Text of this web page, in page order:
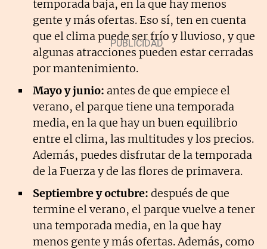
temporada baja, en la que hay menos
gente y más ofertas. Eso sí, ten en cuenta
que el clima puede ser frío y lluvioso, y que
algunas atracciones pueden estar cerradas
por mantenimiento.
Mayo y junio: antes de que empiece el
verano, el parque tiene una temporada
media, en la que hay un buen equilibrio
entre el clima, las multitudes y los precios.
Además, puedes disfrutar de la temporada
de la Fuerza y de las flores de primavera.
Septiembre y octubre: después de que
termine el verano, el parque vuelve a tener
una temporada media, en la que hay
menos gente y más ofertas. Además, como